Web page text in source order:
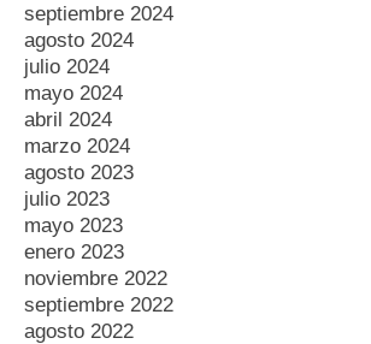
septiembre 2024
agosto 2024
julio 2024
mayo 2024
abril 2024
marzo 2024
agosto 2023
julio 2023
mayo 2023
enero 2023
noviembre 2022
septiembre 2022
agosto 2022